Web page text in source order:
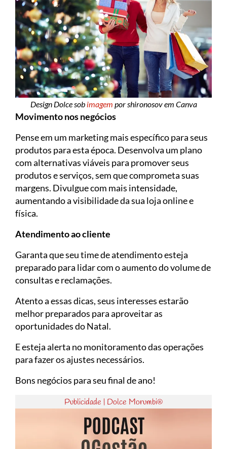
Design Dolce sob imagem por shironosov em Canva
Movimento nos negócios
Pense em um marketing mais específico para seus
produtos para esta época. Desenvolva um plano
com alternativas viáveis para promover seus
produtos e serviços, sem que comprometa suas
margens. Divulgue com mais intensidade,
aumentando a visibilidade da sua loja online e
física.
Atendimento ao cliente
Garanta que seu time de atendimento esteja
preparado para lidar com o aumento do volume de
consultas e reclamações.
Atento a essas dicas, seus interesses estarão
melhor preparados para aproveitar as
oportunidades do Natal.
E esteja alerta no monitoramento das operações
para fazer os ajustes necessários.
Bons negócios para seu final de ano!
Publicidade | Dolce Morumbi®